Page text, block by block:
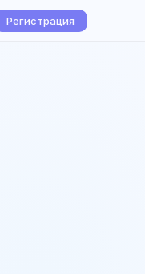
Регистрация